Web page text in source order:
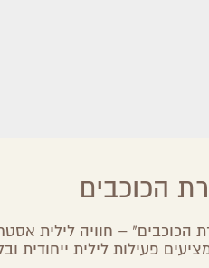
הכוכבים
הכוכבים" – חוויה לילית
פעילות לילית